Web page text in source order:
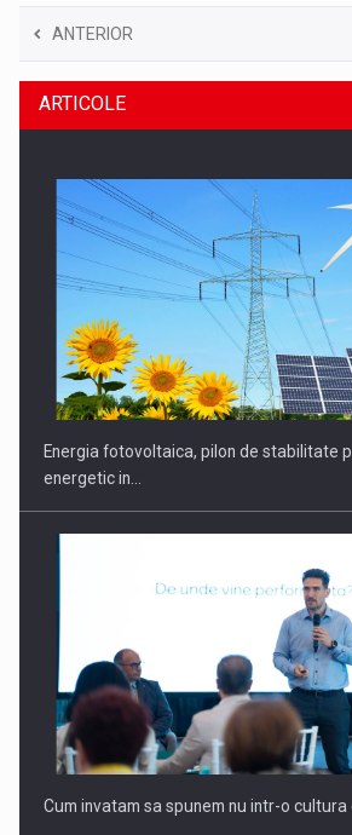
ANTERIOR
ARTICOLE
Energia fotovoltaica, pilon de stabilitate
energetic in…
Cum invatam sa spunem nu intr-o